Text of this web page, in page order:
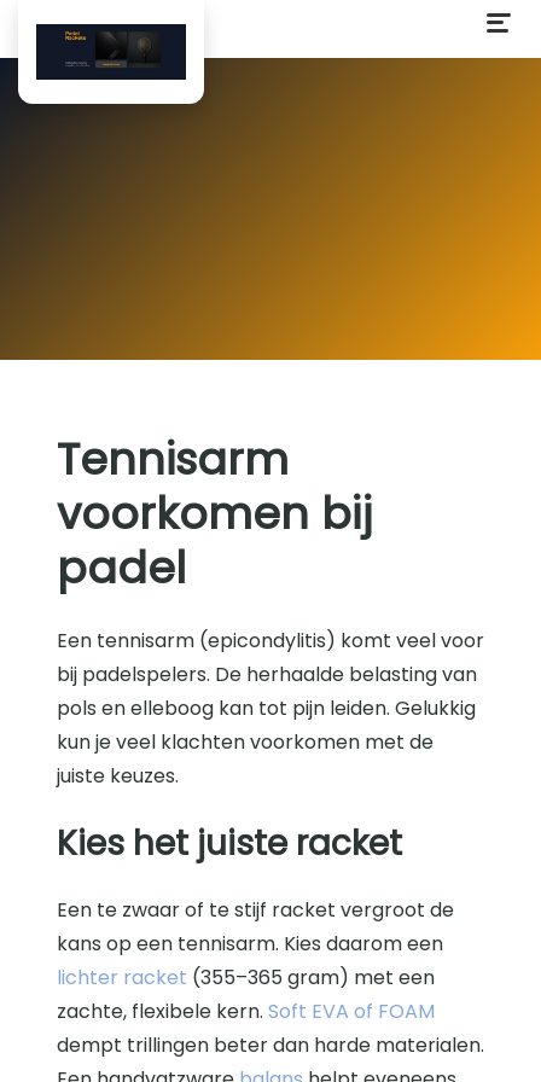
Tennisarm
voorkomen bij
padel
Een tennisarm (epicondylitis) komt veel voor
bij padelspelers. De herhaalde belasting van
pols en elleboog kan tot pijn leiden. Gelukkig
kun je veel klachten voorkomen met de
juiste keuzes.
Kies het juiste racket
Een te zwaar of te stijf racket vergroot de
kans op een tennisarm. Kies daarom een
lichter racket (355–365 gram) met een
zachte, flexibele kern. Soft EVA of FOAM
dempt trillingen beter dan harde materialen.